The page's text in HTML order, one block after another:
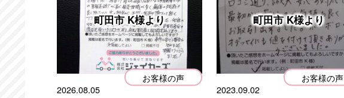
町田市 K様より
お客様の声
2026.08.05
町田市 K様より
お客様の声
2023.09.02